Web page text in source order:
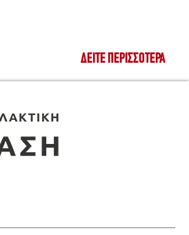
ΔΕΊΤΕ ΠΕΡΙΣΣΌΤΕΡΑ